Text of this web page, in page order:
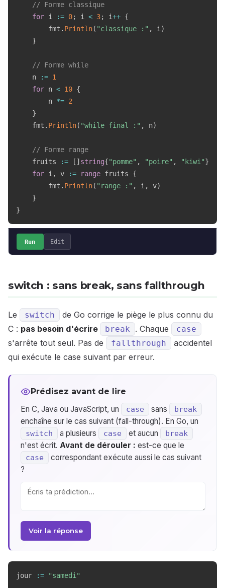
// Forme classique
for i := 0; i < 3; i++ {
        fmt
. Println( "classique :" , i )
}
// Forme while
    n
:= 1
for n < 10 {
        n
*= 2
}
    fmt
. Println( "while final :" , n)
// Forme range
    fruits
:= [ ] string{"pomme" , "poire" , "kiwi"}
for i , v := range fruits {
        fmt
. Println( "range :" , i , v)
}
}
Run Edit
switch : sans break, sans fallthrough
Le switch
de Go corrige le piège le plus connu du
C : pas besoin d'écrire break . Chaque case
s'arrête tout seul. Pas de fallthrough
accidentel
qui exécute le case suivant par erreur.
Prédisez avant de lire
En C, Java ou JavaScript, un
case sans break
enchaîne sur le cas suivant (fall-through). En Go, un
switch a plusieurs case et aucun break
n'est écrit. Avant de dérouler : est-ce que le
case
correspondant exécute aussi le cas suivant
?
Voir la réponse
jour := "samedi"